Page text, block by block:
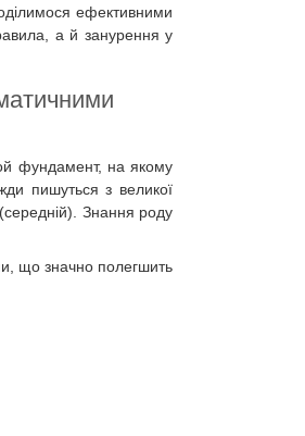
ефективними
а й занурення у
фундамент, на якому
пишуться з великої
Знання роду
що значно полегшить